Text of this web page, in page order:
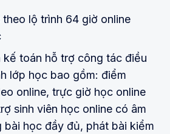
lộ trình 64 giờ online
kế toán hỗ trợ công tác điều
lớp học bao gồm: điểm
online, trực giờ học online
sinh viên học online có âm
bài học đầy đủ, phát bài kiểm